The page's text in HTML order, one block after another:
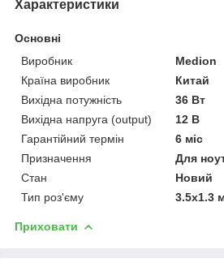
Характеристики
Основні
Виробник
Medion
Країна виробник
Китай
Вихідна потужність
36 Вт
Вихідна напруга (output)
12 В
Гарантійний термін
6 міс
Призначення
Для
Стан
Новий
Тип роз'єму
3.5х1.3
Приховати